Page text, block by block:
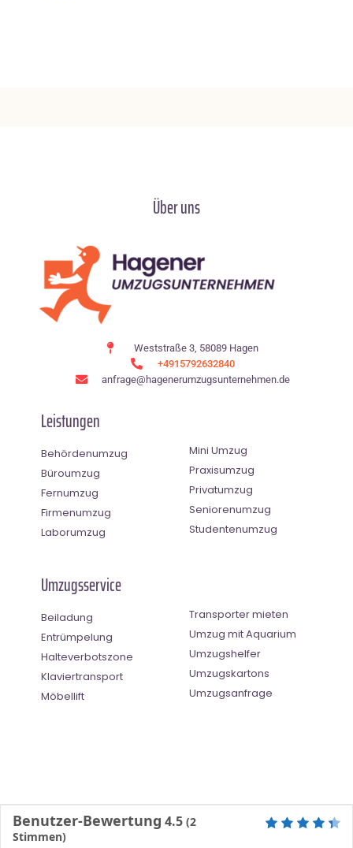
Über uns
Weststraße 3, 58089 Hagen
+4915792632840
anfrage@hagenerumzugsunternehmen.de
Leistungen
Behördenumzug
Büroumzug
Fernumzug
Firmenumzug
Laborumzug
Mini Umzug
Praxisumzug
Privatumzug
Seniorenumzug
Studentenumzug
Umzugsservice
Beiladung
Entrümpelung
Halteverbotszone
Klaviertransport
Möbellift
Transporter mieten
Umzug mit Aquarium
Umzugshelfer
Umzugskartons
Umzugsanfrage
Benutzer-Bewertung 4.5 (2
Stimmen)